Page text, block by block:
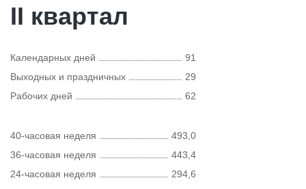
II квартал
Календарных дней
91
Выходных и праздничных
29
Рабочих дней
62
40-часовая неделя
493,0
36-часовая неделя
443,4
24-часовая неделя
294,6